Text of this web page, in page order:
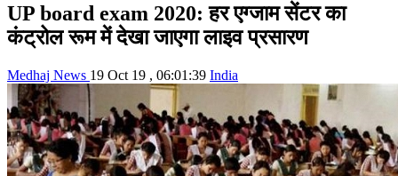
UP board exam 2020: हर एग्जाम सेंटर का
कंट्रोल रूम में देखा जाएगा लाइव प्रसारण
Medhaj News 19 Oct 19 , 06:01:39 India